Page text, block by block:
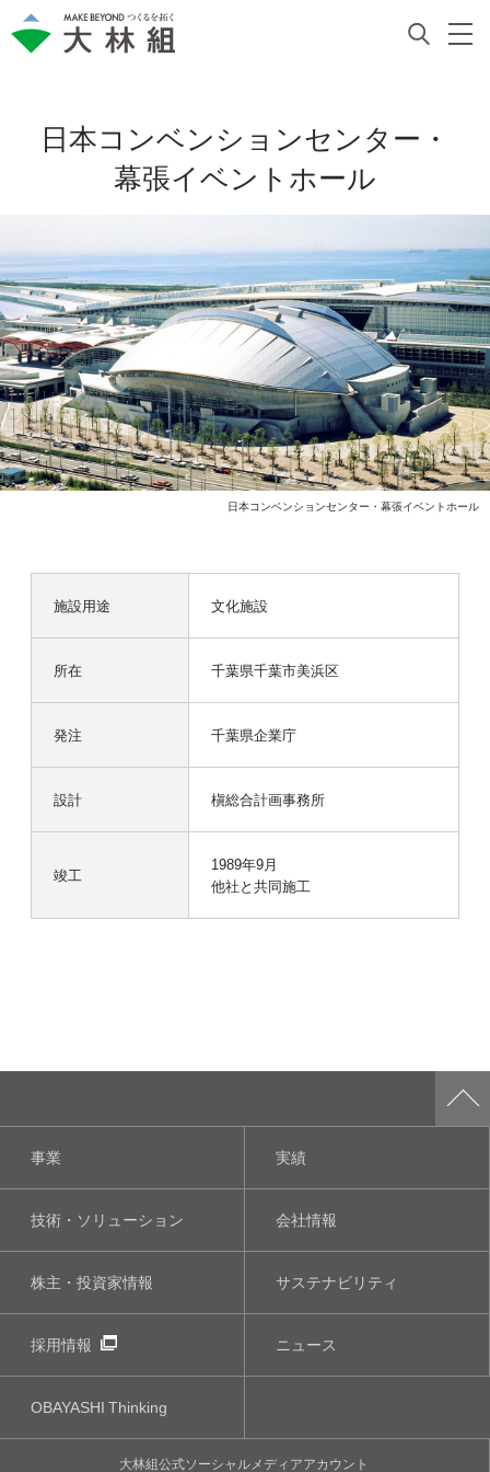
日本コンベンションセンター・
幕張イベントホール
日本コンベンションセンター・幕張イベントホール
施設用途 文化施設
所在 千葉県千葉市美浜区
発注 千葉県企業庁
設計 槇総合計画事務所
竣工
1989年9月
他社と共同施工
事業 実績
技術・ソリューション 会社情報
株主・投資家情報 サステナビリティ
採用情報 ニュース
OBAYASHIThinking
大林組公式ソーシャルメディアアカウント